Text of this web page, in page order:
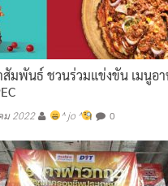
มพันธ์ ชวนร่วมแข่งขัน เมนูอ
ม 2022 ^ jo ^ 0